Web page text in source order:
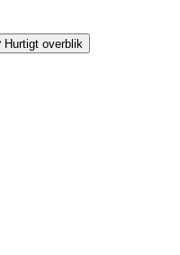
Hurtigt overblik